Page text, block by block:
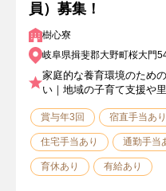
員）募集！
樹心寮
岐阜県揖斐郡大野町桜大門
家庭的な養育環境のため
い｜地域の子育て支援や
賞与年3回 宿直手当あり
住宅手当あり 通勤手当
育休あり 有給あり